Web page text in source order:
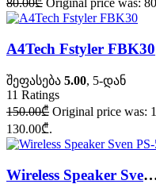
80.00₾ Original price was:
A4Tech Fstyler FBK30
შეფასება 5.00, 5-დან
11 Ratings
150.00₾ Original price was:
130.00₾.
Wireless Speaker